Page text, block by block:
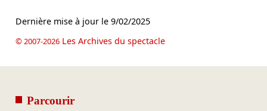
Dernière mise à jour le 9/02/2025
© 2007-2026Les Archives du spectacle
Parcourir